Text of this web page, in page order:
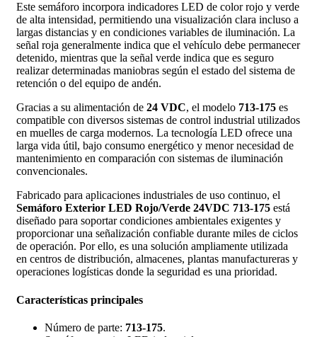
Este semáforo incorpora indicadores LED de color rojo y verde
de alta intensidad, permitiendo una visualización clara incluso a
largas distancias y en condiciones variables de iluminación. La
señal roja generalmente indica que el vehículo debe permanecer
detenido, mientras que la señal verde indica que es seguro
realizar determinadas maniobras según el estado del sistema de
retención o del equipo de andén.
Gracias a su alimentación de 24 VDC, el modelo 713-175 es
compatible con diversos sistemas de control industrial utilizados
en muelles de carga modernos. La tecnología LED ofrece una
larga vida útil, bajo consumo energético y menor necesidad de
mantenimiento en comparación con sistemas de iluminación
convencionales.
Fabricado para aplicaciones industriales de uso continuo, el
Semáforo Exterior LED Rojo/Verde 24VDC 713-175 está
diseñado para soportar condiciones ambientales exigentes y
proporcionar una señalización confiable durante miles de ciclos
de operación. Por ello, es una solución ampliamente utilizada
en centros de distribución, almacenes, plantas manufactureras y
operaciones logísticas donde la seguridad es una prioridad.
Características principales
Número de parte: 713-175.